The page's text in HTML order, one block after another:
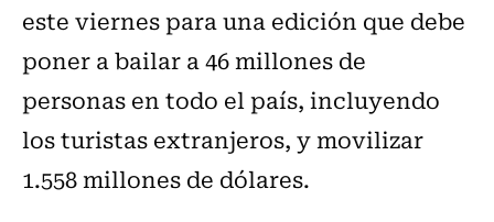
este viernes para una edición que debe
poner a bailar a 46 millones de
personas en todo el país, incluyendo
los turistas extranjeros, y movilizar
1.558 millones de dólares.